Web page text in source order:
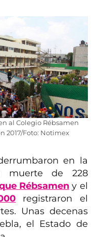
al Colegio Rébsamen
2017/Foto: Notimex
en la
muerte de 228
Rébsameny el
registraron el
Unas decenas
el Estado de